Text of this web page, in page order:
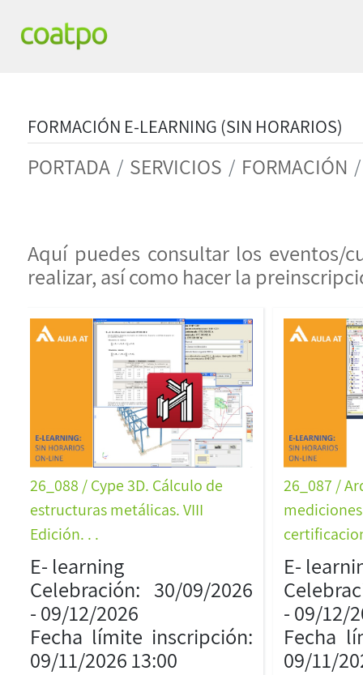
FORMACIÓN E-LEARNING (SIN HORARIOS)
PORTADA SERVICIOS FORMACIÓN
Aquí puedes consultar los eventos/
realizar, así como hacer la
26_088 / Cype 3D. Cálculo de
estructuras metálicas. VIII
Edición. . .
E- learning
Celebración: 30/09/2026
- 09/12/2026
Fecha límite inscripción:
09/11/2026 13:00
26_087 /
E-
- 09/12/
Fecha
09/11/